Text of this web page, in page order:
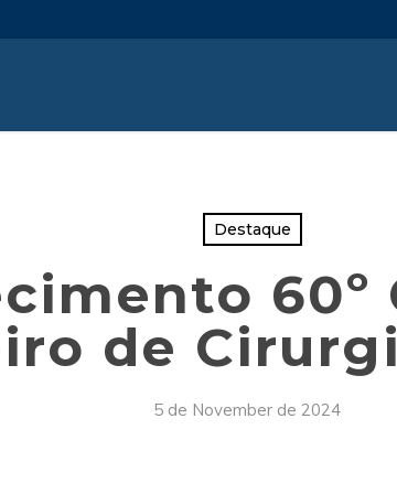
Destaque
60º
de
5 de November de 2024